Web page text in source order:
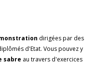
dirigées par des
d'Etat. Vous pouvez y
sabre au travers d'exercices